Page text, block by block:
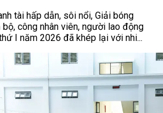
tài hấp dẫn, sôi nổi, Giải bóng
bộ, công nhân viên, người lao động
I năm 2026 đã khép lại với nhi...